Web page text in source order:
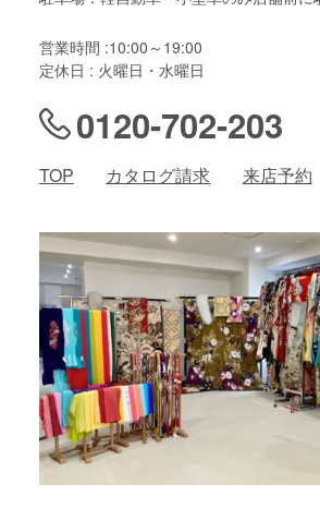
営業時間 :10:00～19:00
定休日 : 火曜日・水曜日
0120-702-203
TOP カタログ請求 来店予約